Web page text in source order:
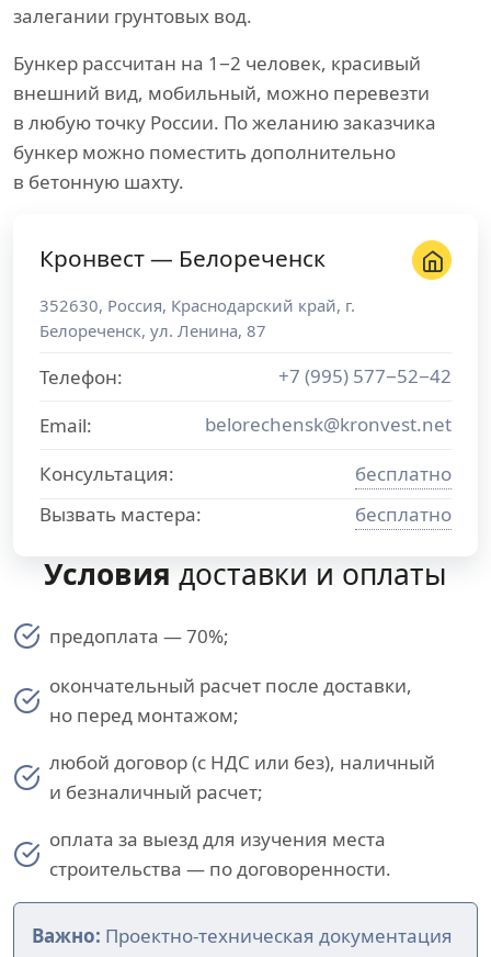
залегании грунтовых вод.
Бункер рассчитан на 1−2 человек, красивый
внешний вид, мобильный, можно перевезти
в любую точку России. По желанию заказчика
бункер можно поместить дополнительно
в бетонную шахту.
Кронвест — Белореченск
352630, Россия, Краснодарский край, г.
Белореченск, ул. Ленина, 87
Телефон:
+7 (995) 577−52−42
Email:
belorechensk@kronvest.net
Консультация:
бесплатно
Вызвать мастера:
бесплатно
Условия доставки и оплаты
предоплата — 70%;
окончательный расчет после доставки,
но перед монтажом;
любой договор (с НДС или без), наличный
и безналичный расчет;
оплата за выезд для изучения места
строительства — по договоренности.
Важно: Проектно-техническая документация